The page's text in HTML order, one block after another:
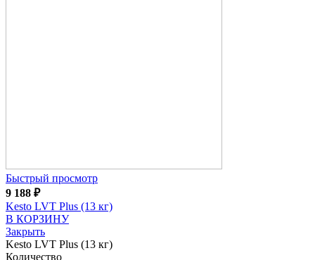
Быстрый просмотр
9 188 ₽
Kesto LVT Plus (13 кг)
В КОРЗИНУ
Закрыть
Kesto LVT Plus (13 кг)
Количество